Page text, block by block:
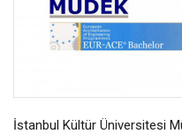
İstanbul Kültür Üniversitesi